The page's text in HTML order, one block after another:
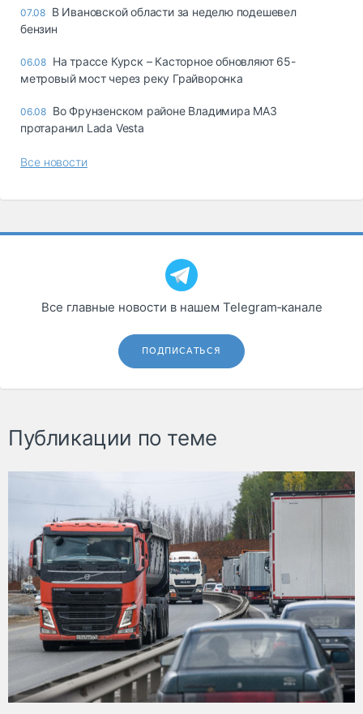
07.08 В Ивановской области за неделю подешевел
бензин
06.08 На трассе Курск – Касторное обновляют 65-
метровый мост через реку Грайворонка
06.08 Во Фрунзенском районе Владимира МАЗ
протаранил Lada Vesta
Все новости
Все главные новости в нашем Telegram‑канале
ПОДПИСАТЬСЯ
Публикации по теме